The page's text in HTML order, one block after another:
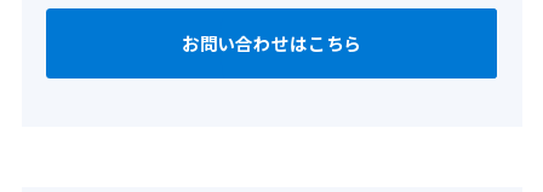
お問い合わせはこちら